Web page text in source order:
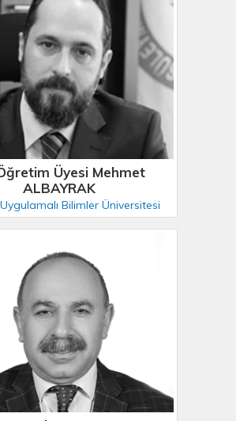
Üyesi Mehmet
ALBAYRAK
Bilimler Üniversitesi